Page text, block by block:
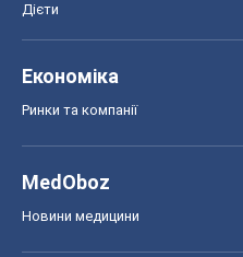
Дієти
Економіка
Ринки та компанії
MedOboz
Новини медицини